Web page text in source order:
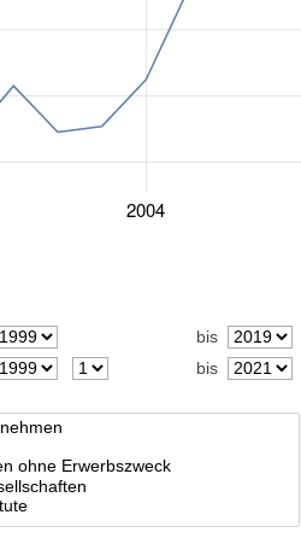
2004
bis
bis